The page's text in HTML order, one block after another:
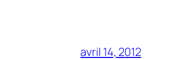
avril 14, 2012